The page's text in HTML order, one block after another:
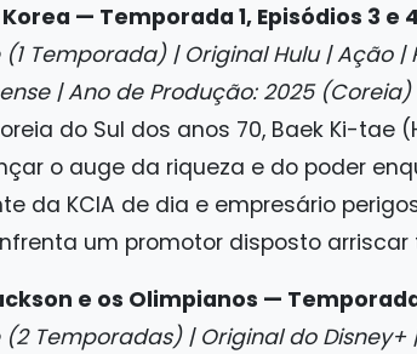
— Temporada 1, Episódios 3 e 4
(1 Temporada) | Original Hulu | Ação |
| Ano de Produção: 2025 (Coreia)
do Sul dos anos 70, Baek Ki-tae
o auge da riqueza e do poder
da KCIA de dia e empresário
um promotor disposto
e os Olimpianos —
(2 Temporadas) | Original do